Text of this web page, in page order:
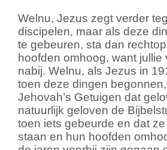
Welnu, Jezus zegt verder
discipelen, maar als deze
te gebeuren, sta dan
hoofden omhoog, want jullie
nabij. Welnu, als Jezus in
toen deze dingen
Jehovah’s Getuigen dat
natuurlijk geloven de
toen iets gebeurde en dat
staan en hun hoofden